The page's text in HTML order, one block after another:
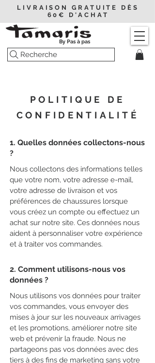
LIVRAISON GRATUITE DÈS
60€ D'ACHAT
Recherche
By Pas à pas
POLITIQUE DE
CONFIDENTIALITÉ
1. Quelles données collectons-nous
?
Nous collectons des informations telles
que votre nom, votre adresse e-mail,
votre adresse de livraison et vos
préférences de chaussures lorsque
vous créez un compte ou effectuez un
achat sur notre site. Ces données nous
aident à personnaliser votre expérience
et à traiter vos commandes.
2. Comment utilisons-nous vos
données ?
Nous utilisons vos données pour traiter
vos commandes, vous envoyer des
mises à jour sur les nouveaux arrivages
et les promotions, améliorer notre site
web et prévenir la fraude. Nous ne
partageons pas vos données avec des
tiers à des fins de marketing sans votre